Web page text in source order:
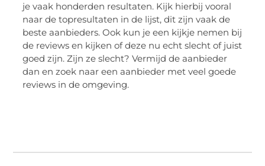
je vaak honderden resultaten. Kijk hierbij vooral
naar de topresultaten in de lijst, dit zijn vaak de
beste aanbieders. Ook kun je een kijkje nemen bij
de reviews en kijken of deze nu echt slecht of juist
goed zijn. Zijn ze slecht? Vermijd de aanbieder
dan en zoek naar een aanbieder met veel goede
reviews in de omgeving.